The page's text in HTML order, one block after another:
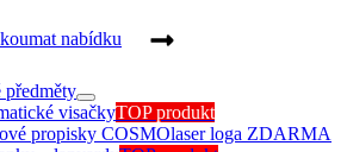
nabídku
předměty
visačkyTOP produkt
propisky COSMOlaser loga ZDARMA